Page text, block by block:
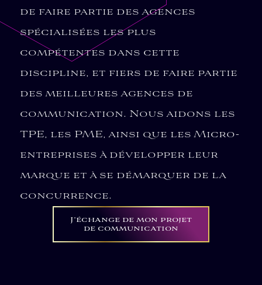
de faire partie des agences
spécialisées les plus
compétentes dans cette
discipline, et fiers de faire partie
des meilleures agences de
communication. Nous aidons les
TPE, les PME, ainsi que les Micro-
entreprises à développer leur
marque et à se démarquer de la
concurrence.
J’échange de mon projet
de communication